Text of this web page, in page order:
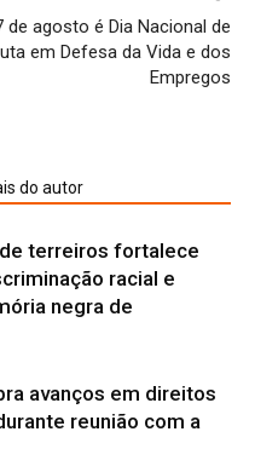
de agosto é Dia Nacional de
em Defesa da Vida e dos
Empregos
do autor
terreiros fortalece
racial e
negra de
avanços em direitos
reunião com a